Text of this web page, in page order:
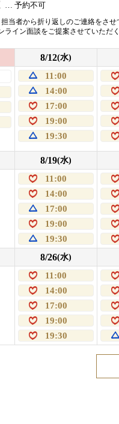
… 予約不可
当者から折り返しのご連絡をさせ
ライン面談をご提案させていただ
8/12(水)
11:00
14:00
17:00
19:00
19:30
8/19(水)
11:00
14:00
17:00
19:00
19:30
8/26(水)
11:00
14:00
17:00
19:00
19:30